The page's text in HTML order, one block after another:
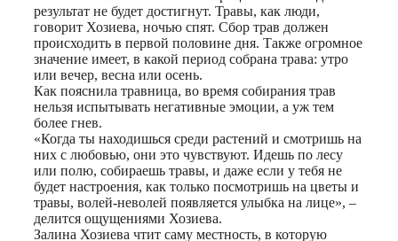
результат не будет достигнут. Травы, как люди,
говорит Хозиева, ночью спят. Сбор трав должен
происходить в первой половине дня. Также огромное
значение имеет, в какой период собрана трава: утро
или вечер, весна или осень.
Как пояснила травница, во время собирания трав
нельзя испытывать негативные эмоции, а уж тем
более гнев.
«Когда ты находишься среди растений и смотришь на
них с любовью, они это чувствуют. Идешь по лесу
или полю, собираешь травы, и даже если у тебя не
будет настроения, как только посмотришь на цветы и
травы, волей-неволей появляется улыбка на лице», –
делится ощущениями Хозиева.
Залина Хозиева чтит саму местность, в которую